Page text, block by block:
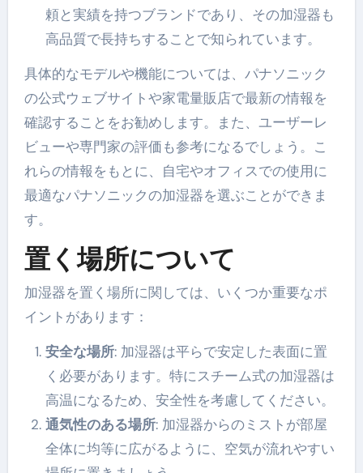
頼と実績を持つブランドであり、その加湿器も
高品質で長持ちすることで知られています。
具体的なモデルや機能については、パナソニック
の公式ウェブサイトや家電量販店で最新の情報を
確認することをお勧めします。また、ユーザーレ
ビューや専門家の評価も参考になるでしょう。こ
れらの情報をもとに、自宅やオフィスでの使用に
最適なパナソニックの加湿器を選ぶことができま
す。
置く場所について
加湿器を置く場所に関しては、いくつか重要なポ
イントがあります：
安全な場所: 加湿器は平らで安定した表面に置
く必要があります。特にスチーム式の加湿器は
高温になるため、安全性を考慮してください。
通気性のある場所: 加湿器からのミストが部屋
全体に均等に広がるように、空気が流れやすい